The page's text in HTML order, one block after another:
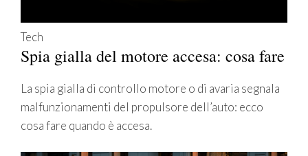
Tech
Spia gialla del motore accesa: cosa fare
La spia gialla di controllo motore o di avaria segnala
malfunzionamenti del propulsore dell’auto: ecco
cosa fare quando è accesa.